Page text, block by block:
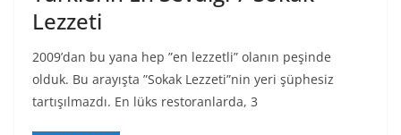
Lezzeti
2009’dan bu yana hep ”en lezzetli” olanın peşinde
olduk. Bu arayışta ”Sokak Lezzeti”nin yeri şüphesiz
tartışılmazdı. En lüks restoranlarda, 3